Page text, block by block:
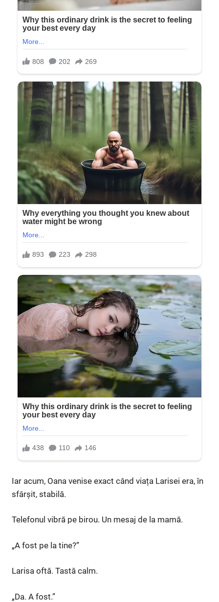
Iar acum, Oana venise exact când viața Larisei era, în
sfârșit, stabilă.
Telefonul vibră pe birou. Un mesaj de la mamă.
„A fost pe la tine?”
Larisa oftă. Tastă calm.
„Da. A fost.”